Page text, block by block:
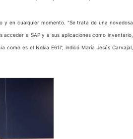
y en cualquier momento. "Se trata de una novedosa
a SAP y a sus aplicaciones como inventario,
como es el Nokia E61i", indicó María Jesús Carvajal,